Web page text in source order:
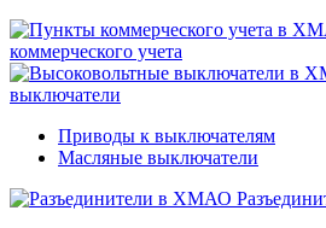
коммерческого учета
выключатели
Приводы к выключателям
Масляные выключатели